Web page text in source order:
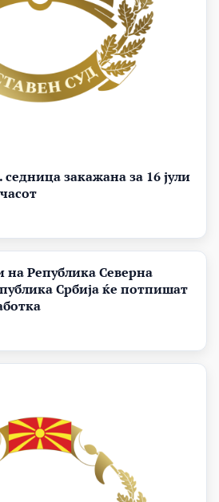
закажана за 16 јули
на Република Северна
Србија ќе потпишат